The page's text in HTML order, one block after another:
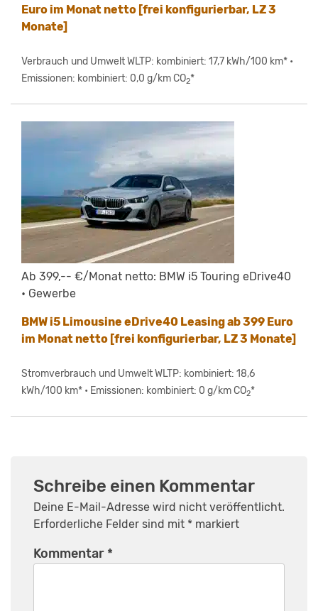
Euro im Monat netto [frei konfigurierbar, LZ 3
Monate]
Verbrauch und Umwelt WLTP: kombiniert: 17,7 kWh/100 km* •
Emissionen: kombiniert: 0,0 g/km CO2*
Ab 399,-- €/Monat netto: BMW i5 Touring eDrive40
• Gewerbe
BMW i5 Limousine eDrive40 Leasing ab 399 Euro
im Monat netto [frei konfigurierbar, LZ 3 Monate]
Stromverbrauch und Umwelt WLTP: kombiniert: 18,6
kWh/100 km* • Emissionen: kombiniert: 0 g/km CO2*
Schreibe einen Kommentar
Deine E-Mail-Adresse wird nicht veröffentlicht.
Erforderliche Felder sind mit * markiert
Kommentar *